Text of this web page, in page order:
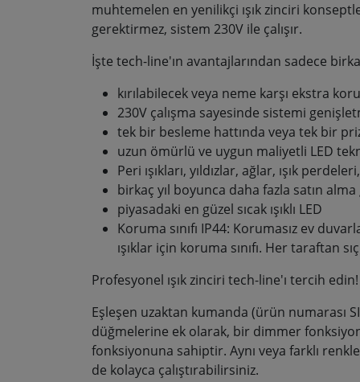
muhtemelen en yenilikçi ışık zinciri
gerektirmez, sistem 230V ile çalışır.
İşte tech-line'ın avantajlarından sadece
kırılabilecek veya neme karşı ekstra
230V çalışma sayesinde sistemi
tek bir besleme hattında veya tek bir
uzun ömürlü ve uygun maliyetli LED
Peri ışıkları, yıldızlar, ağlar, ışık
birkaç yıl boyunca daha fazla satın
piyasadaki en güzel sıcak ışıklı LED
Koruma sınıfı IP44: Korumasız ev
ışıklar için koruma sınıfı. Her taraftan
Profesyonel ışık zinciri tech-line'ı tercih edin!
Eşleşen uzaktan kumanda (ürün numarası
düğmelerine ek olarak, bir dimmer
fonksiyonuna sahiptir. Aynı veya farklı
de kolayca çalıştırabilirsiniz.